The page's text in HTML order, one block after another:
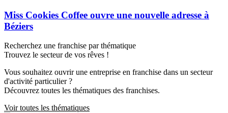
Miss Cookies Coffee ouvre une nouvelle adresse à
Béziers
Recherchez une franchise par thématique
Trouvez le secteur de vos rêves !
Vous souhaitez ouvrir une entreprise en franchise dans un secteur
d'activité particulier ?
Découvrez toutes les thématiques des franchises.
Voir toutes les thématiques